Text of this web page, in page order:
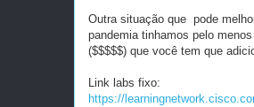
Outra situação que pode
pandemia tinhamos pelo
($$$$$) que você tem que
Link labs fixo:
https://